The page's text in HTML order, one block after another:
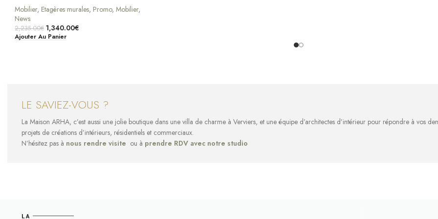
Mobilier, Etagères murales, Promo, Mobilier,
News
2,235.00€ 1,340.00€
Ajouter Au Panier
LE SAVIEZ-VOUS ?
La Maison ARHA, c’est aussi une jolie boutique dans une villa de charme à Verviers, et une équipe d’architectes d’intérieur pour répondre à vos
projets de créations d’intérieurs, résidentiels et commerciaux.
N’hésitez pas à nous rendre visite ou à prendre RDV avec notre studio